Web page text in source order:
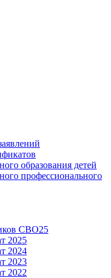
образования детей
профессионального
СВО25
2025
2024
2023
2022